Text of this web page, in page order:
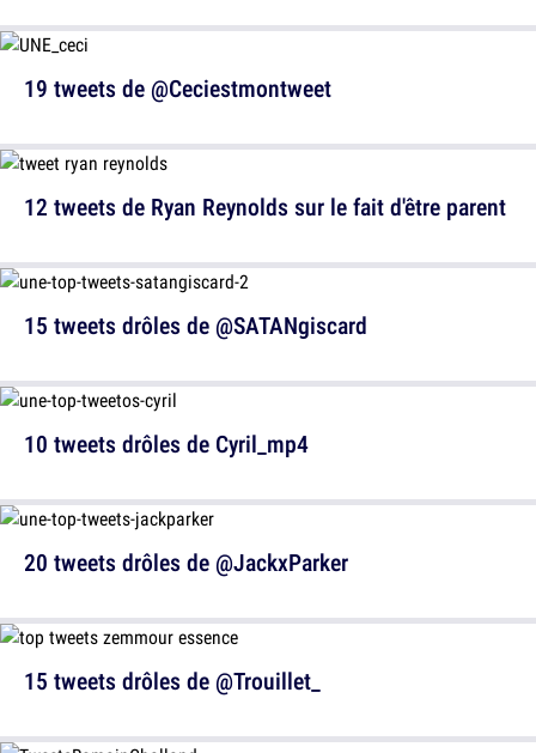
19 tweets de @Ceciestmontweet
15 tweets drôles de @SATANgiscard
20 tweets drôles de @JackxParker
12 tweets de Ryan Reynolds sur le fait d'être parent
10 tweets drôles de Cyril_mp4
15 tweets drôles de @Trouillet_